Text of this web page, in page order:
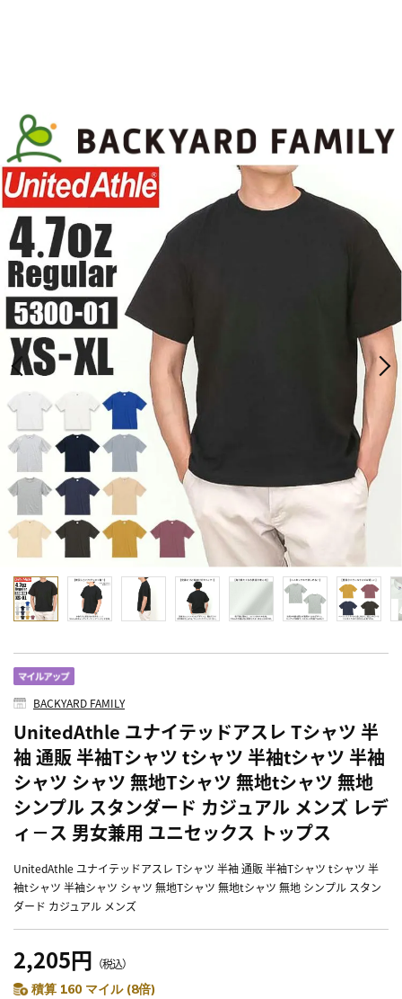
BACKYARD FAMILY
UnitedAthle ユナイテッドアスレ Tシャツ 半
袖 通販 半袖Tシャツ tシャツ 半袖tシャツ 半袖
シャツ シャツ 無地Tシャツ 無地tシャツ 無地
シンプル スタンダード カジュアル メンズ レデ
ィ－ス 男女兼用 ユニセックス トップス
UnitedAthle ユナイテッドアスレ Tシャツ 半袖 通販 半袖Tシャツ tシャツ 半
袖tシャツ 半袖シャツ シャツ 無地Tシャツ 無地tシャツ 無地 シンプル スタン
ダード カジュアル メンズ
2,205円 （税込）
積算 160 マイル (8倍)